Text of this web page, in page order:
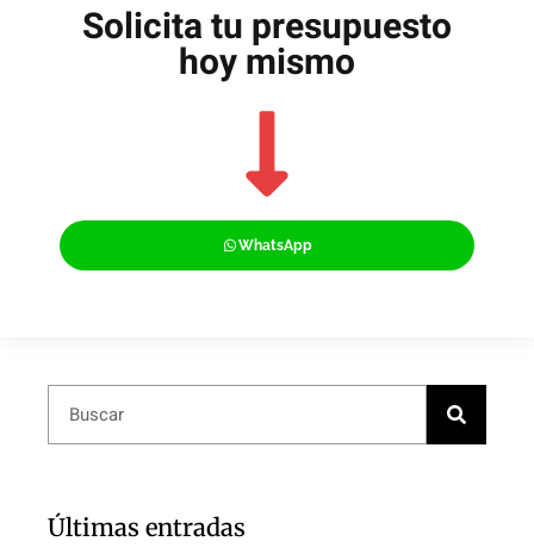
Solicita tu presupuesto
hoy mismo
WhatsApp
Últimas entradas